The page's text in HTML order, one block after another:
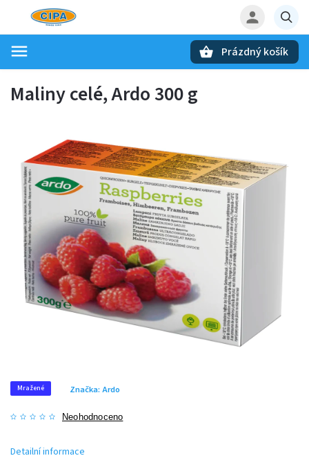
Prázdný košík
Maliny celé, Ardo 300 g
Mražené
Neohodnoceno
Značka: Ardo
Detailní informace